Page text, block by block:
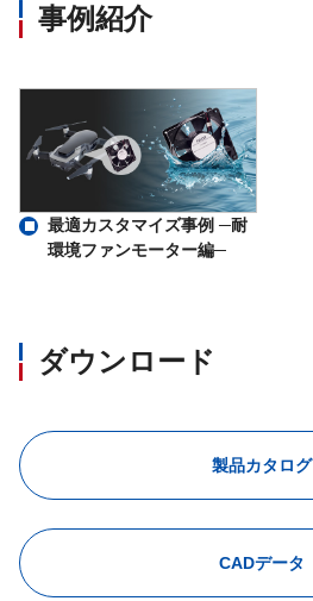
事例紹介
最適カスタマイズ事例 ─耐
環境ファンモーター編─
ダウンロード
製品カタログ
CADデータ